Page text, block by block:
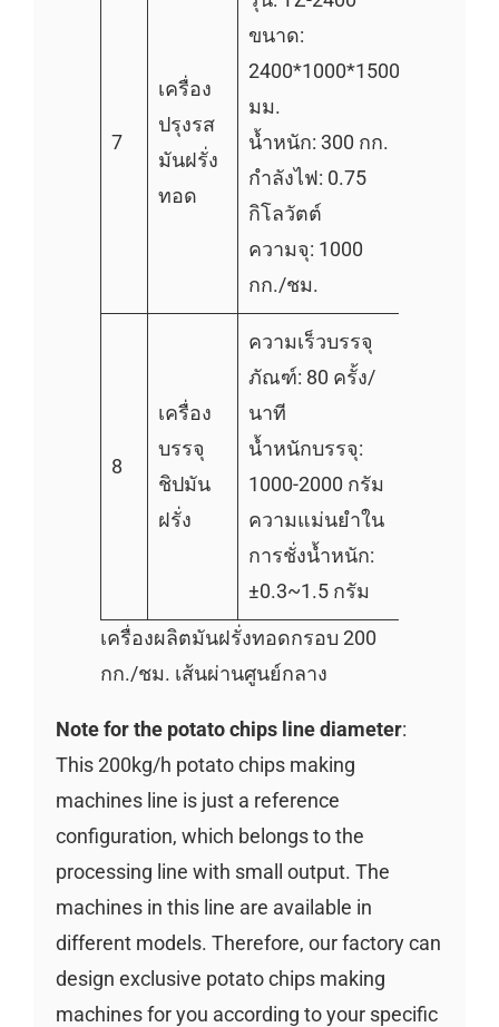
7
เครื่อง
ปรุงรส
มันฝรั่ง
ทอด
ขนาด:
2400*1000*1500
มม.
น้ำหนัก: 300 กก.
กำลังไฟ: 0.75
กิโลวัตต์
ความจุ: 1000
กก./ชม.
8
เครื่อง
บรรจุ
ชิปมัน
ฝรั่ง
ความเร็วบรรจุ
ภัณฑ์: 80 ครั้ง/
นาที
น้ำหนักบรรจุ:
1000-2000 กรัม
ความแม่นยำใน
การชั่งน้ำหนัก:
±0.3~1.5 กรัม
เครื่องผลิตมันฝรั่งทอดกรอบ 200
กก./ชม. เส้นผ่านศูนย์กลาง
Note for the potato chips line diameter:
This 200kg/h potato chips making
machines line is just a reference
configuration, which belongs to the
processing line with small output. The
machines in this line are available in
different models. Therefore, our factory can
design exclusive potato chips making
machines for you according to your specific